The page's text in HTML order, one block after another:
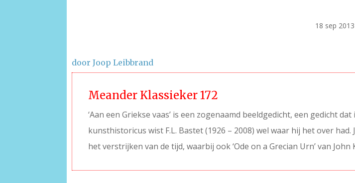
18 sep 2013
door Joop Leibbrand
Meander Klassieker 172
‘Aan een Griekse vaas’ is een zogenaamd beeldgedicht, een gedicht
kunsthistoricus wist F.L. Bastet (1926 – 2008) wel waar hij het over
het verstrijken van de tijd, waarbij ook ‘Ode on a Grecian Urn’ van John